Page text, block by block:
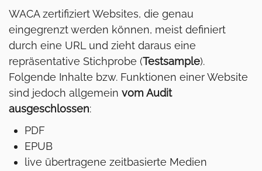
WACA zertifiziert Websites, die genau
eingegrenzt werden können, meist definiert
durch eine URL und zieht daraus eine
repräsentative Stichprobe (Testsample).
Folgende Inhalte bzw. Funktionen einer Website
sind jedoch allgemein vom Audit
ausgeschlossen:
PDF
EPUB
live übertragene zeitbasierte Medien